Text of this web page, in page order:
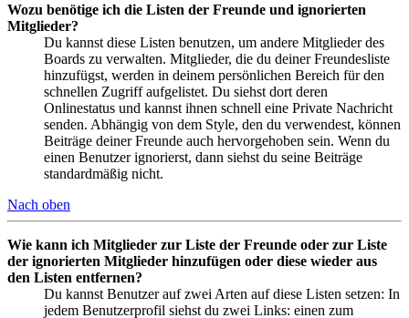
Wozu benötige ich die Listen der Freunde und ignorierten
Mitglieder?
Du kannst diese Listen benutzen, um andere Mitglieder des
Boards zu verwalten. Mitglieder, die du deiner Freundesliste
hinzufügst, werden in deinem persönlichen Bereich für den
schnellen Zugriff aufgelistet. Du siehst dort deren
Onlinestatus und kannst ihnen schnell eine Private Nachricht
senden. Abhängig von dem Style, den du verwendest, können
Beiträge deiner Freunde auch hervorgehoben sein. Wenn du
einen Benutzer ignorierst, dann siehst du seine Beiträge
standardmäßig nicht.
Nach oben
Wie kann ich Mitglieder zur Liste der Freunde oder zur Liste
der ignorierten Mitglieder hinzufügen oder diese wieder aus
den Listen entfernen?
Du kannst Benutzer auf zwei Arten auf diese Listen setzen: In
jedem Benutzerprofil siehst du zwei Links: einen zum